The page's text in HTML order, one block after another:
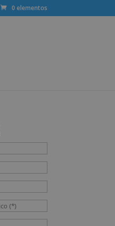
0 elementos